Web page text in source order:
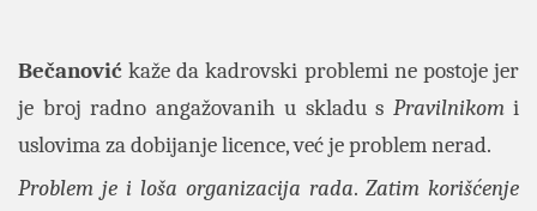
Bečanović kaže da kadrovski problemi ne postoje jer
je broj radno angažovanih u skladu s Pravilnikomi
uslovima za dobijanje licence, već je problem nerad.
Problem je i loša organizacija rada. Zatim korišćenje